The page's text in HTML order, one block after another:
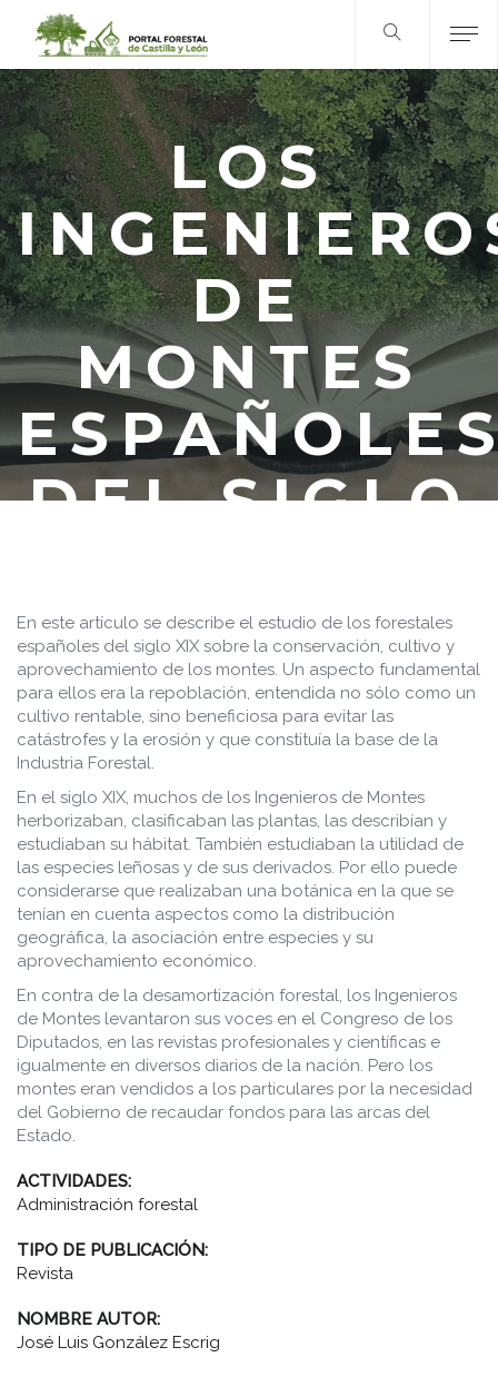
LOS
DE
MONTES
DEL SIGLO
BASE DE
LA
INDUSTRIA
FORESTAL
En este artículo se describe el estudio de los forestales
españoles del siglo XIX sobre la conservación, cultivo y
aprovechamiento de los montes. Un aspecto fundamental
para ellos era la repoblación, entendida no sólo como un
cultivo rentable, sino beneficiosa para evitar las
catástrofes y la erosión y que constituía la base de la
Industria Forestal.
En el siglo XIX, muchos de los Ingenieros de Montes
herborizaban, clasificaban las plantas, las describían y
estudiaban su hábitat. También estudiaban la utilidad de
las especies leñosas y de sus derivados. Por ello puede
considerarse que realizaban una botánica en la que se
tenían en cuenta aspectos como la distribución
geográfica, la asociación entre especies y su
aprovechamiento económico.
En contra de la desamortización forestal, los Ingenieros
de Montes levantaron sus voces en el Congreso de los
Diputados, en las revistas profesionales y científicas e
igualmente en diversos diarios de la nación. Pero los
montes eran vendidos a los particulares por la necesidad
del Gobierno de recaudar fondos para las arcas del
Estado.
ACTIVIDADES:
Administración forestal
TIPO DE PUBLICACIÓN:
Revista
NOMBRE AUTOR:
José Luis González Escrig